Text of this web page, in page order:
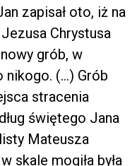
zapisał oto, iż na
Chrystusa
grób, w
nikogo. (…) Grób
stracenia
świętego Jana
Mateusza
skale mogiła była